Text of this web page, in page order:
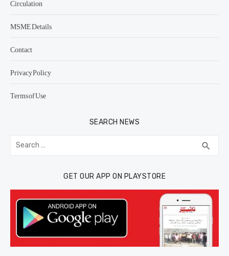
MSME Details
Contact
Privacy Policy
Terms of Use
SEARCH NEWS
Search
for: search
GET OUR APP ON PLAYSTORE